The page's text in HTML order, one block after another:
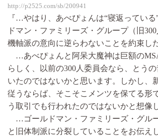
http://p2525.com/sb/200941
『…やはり、あべぴょんは“寝返ってい
ドマン・ファミリーズ・グループ（旧
機軸派の意向に逆らわないことを約束し
…あべぴょんと阿呆大魔神は巨額の
らしく、以前の300人委員会なら、とう
いたのではないかと思います。しかし、
従うならば、そこそこメンツを保てる形
う取引でも行われたのではないかと想像
…ゴールドマン・ファミリーズ・グル
と旧体制派に分裂していることをお伝え